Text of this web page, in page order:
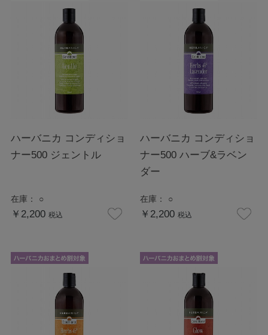
ハーバニカ コンディショ
ナー500 ジェントル
在庫： ○
￥2,200 税込
ハーバニカ コンディショ
ナー500 ハーブ&ラベン
ダー
在庫： ○
￥2,200 税込